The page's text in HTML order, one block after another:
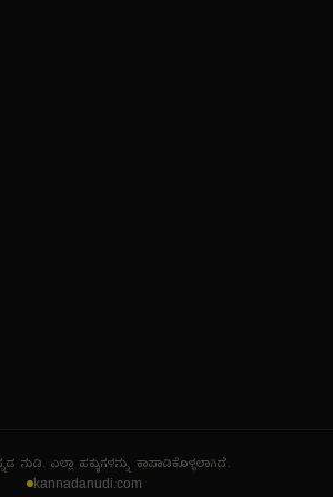
ನುಡಿ. ಎಲ್ಲಾ ಹಕ್ಕುಗಳನ್ನು ಕಾಪಾಡಿಕೊಳ್ಳಲಾಗಿದೆ.
kannadanudi.com